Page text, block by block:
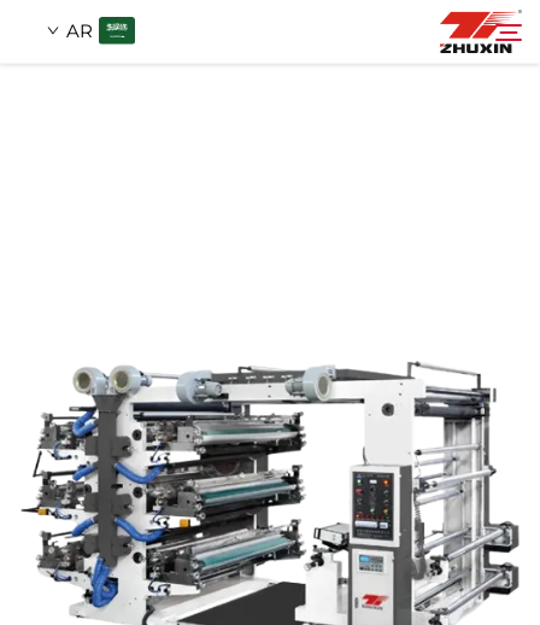
AR
أخبار
اتصل
الأسئلة الشائعة